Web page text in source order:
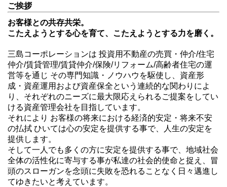
ご挨拶
お客様との共存共栄。
こたえようとする心を育て、こたえようとする力を磨く。
三島コーポレーションは 投資用不動産の売買・仲介/住宅
仲介/賃貸管理/賃貸仲介/保険/リフォーム/高齢者住宅の運
営等を通じ その専門知識・ノウハウを駆使し、資産形
成・資産運用および資産保全という連続的な関わりによ
り、それぞれのニーズに最大限応えられるご提案をしてい
ける資産管理会社を目指しています。
それにより お客様の将来における経済的安定・将来不安
の払拭 ひいては心の安定を提供する事で、人生の安定を
提供します。
そして一人でも多くの方に安定を提供する事で、地域社会
全体の活性化に寄与する事が私達の社会的使命と捉え、冒
頭のスローガンを念頭に失敗を恐れることなく日々邁進し
てゆきたいと考えています。